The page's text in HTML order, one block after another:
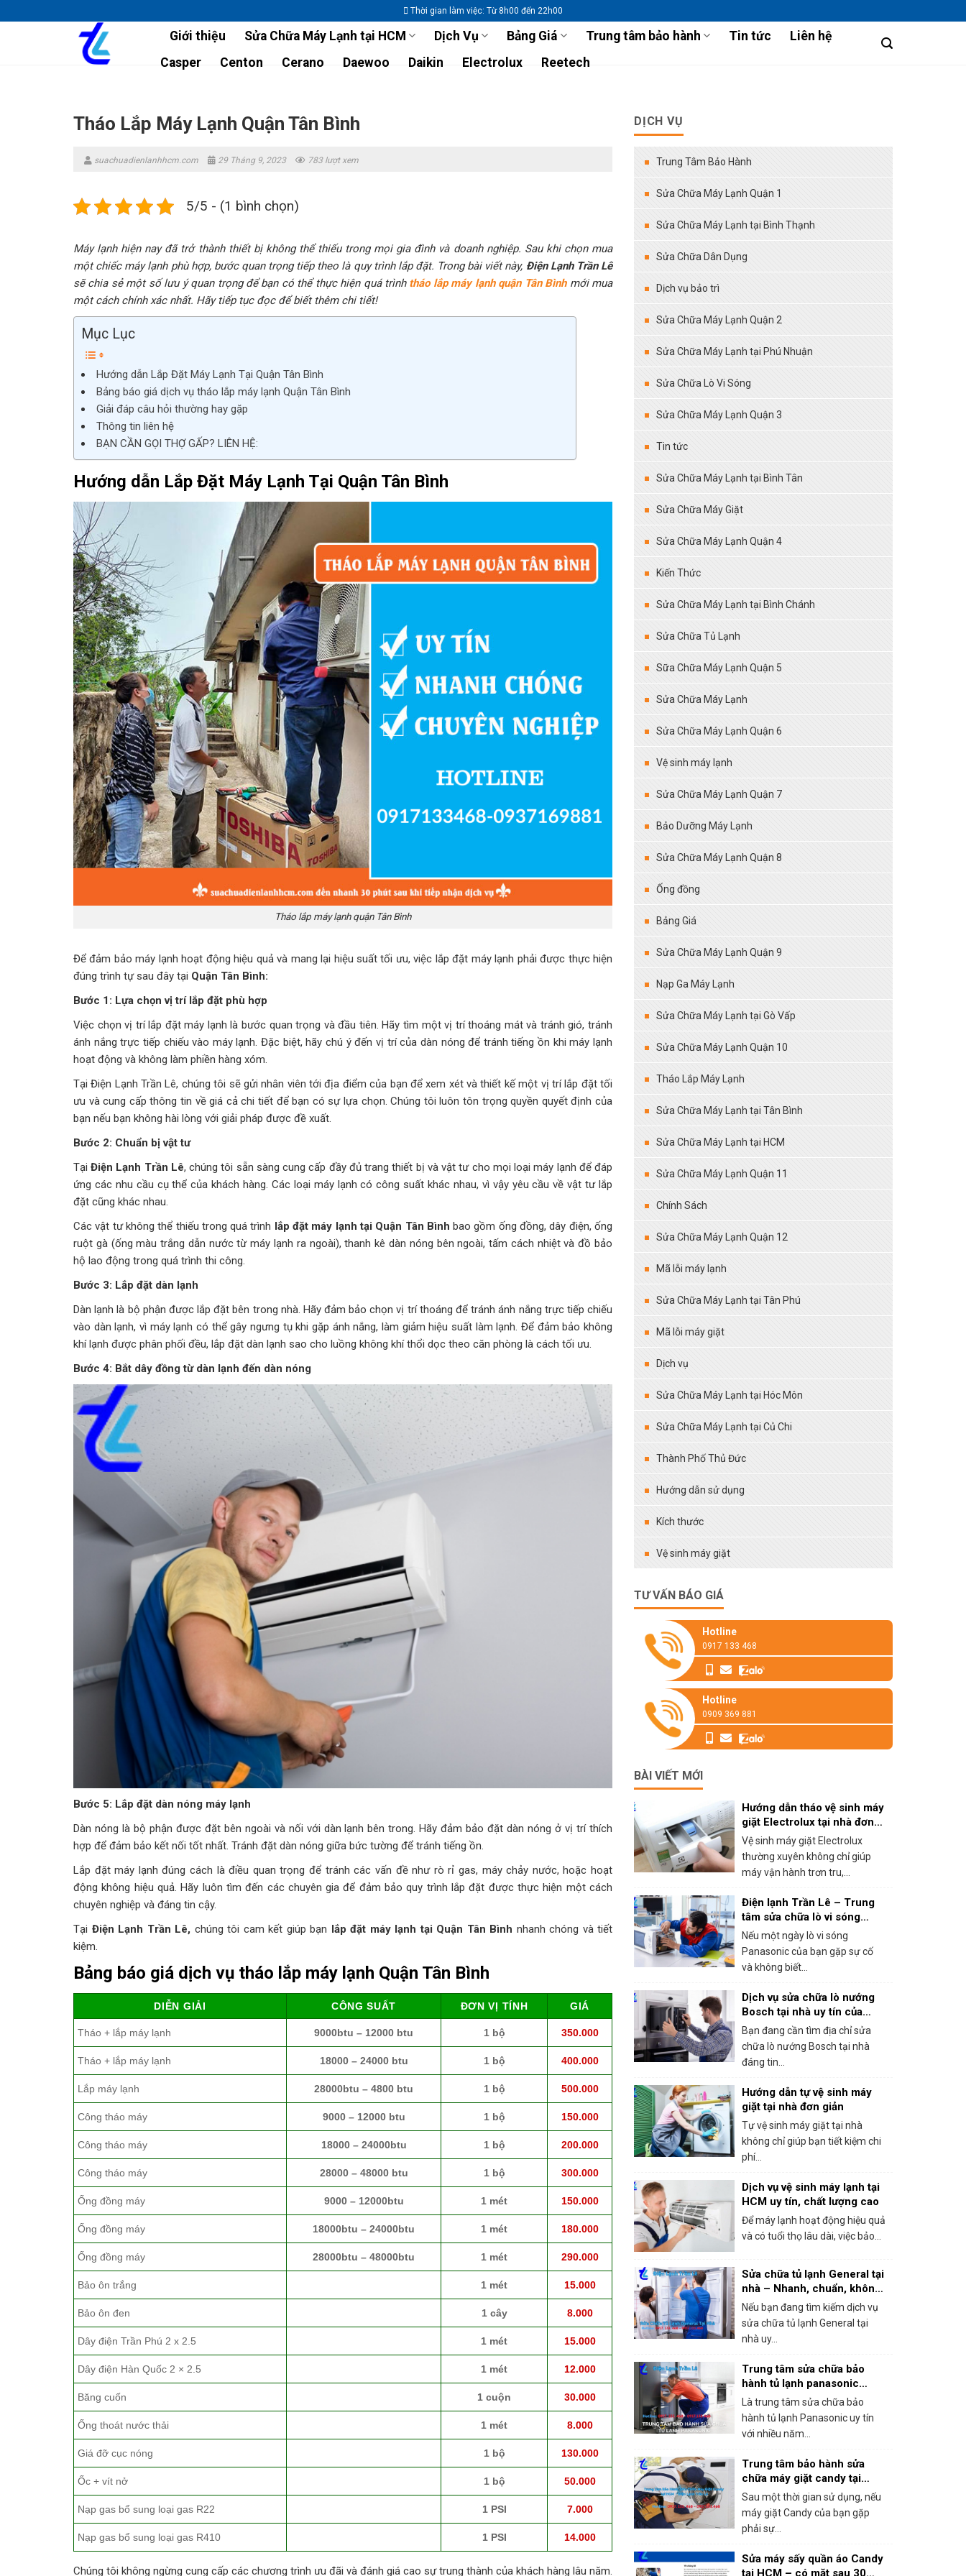
to
Thời gian làm việc: Từ 8h00 đến 22h00
Giới thiệu Sửa Chữa Máy Lạnh tại HCM Dịch Vụ Bảng Giá Trung tâm bảo hành Tin tức
Liên hệ
Casper
Centon Cerano Daewoo Daikin Electrolux Reetech
Tháo Lắp Máy Lạnh Quận Tân Bình
suachuadienlanhhcm.com 29 Tháng 9, 2023 783 lượt xem
5/5 - (1 bình chọn)
Máy lạnh hiện nay đã trở thành thiết bị không thể thiếu trong mọi gia đình và doanh nghiệp. Sau khi chọn mua
một chiếc máy lạnh phù hợp, bước quan trọng tiếp theo là quy trình lắp đặt. Trong bài viết này, Điện Lạnh Trần Lê
sẽ chia sẻ một số lưu ý quan trọng để bạn có thể thực hiện quá trình tháo lắp máy lạnh quận Tân Bìnhmới mua
một cách chính xác nhất. Hãy tiếp tục đọc để biết thêm chi tiết!
Mục Lục
Hướng dẫn Lắp Đặt Máy Lạnh Tại Quận Tân Bình
Bảng báo giá dịch vụ tháo lắp máy lạnh Quận Tân Bình
Giải đáp câu hỏi thường hay gặp
Thông tin liên hệ
BẠN CẦN GỌI THỢ GẤP? LIÊN HỆ:
Hướng dẫn Lắp Đặt Máy Lạnh Tại Quận Tân Bình
Tháo lắp máy lạnh quận Tân Bình
Để đảm bảo máy lạnh hoạt động hiệu quả và mang lại hiệu suất tối ưu, việc lắp đặt máy lạnh phải được thực hiện
đúng trình tự sau đây tại Quận Tân Bình:
Bước 1: Lựa chọn vị trí lắp đặt phù hợp
Việc chọn vị trí lắp đặt máy lạnh là bước quan trọng và đầu tiên. Hãy tìm một vị trí thoáng mát và tránh gió, tránh
ánh nắng trực tiếp chiếu vào máy lạnh. Đặc biệt, hãy chú ý đến vị trí của dàn nóng để tránh tiếng ồn khi máy lạnh
hoạt động và không làm phiền hàng xóm.
Tại Điện Lạnh Trần Lê, chúng tôi sẽ gửi nhân viên tới địa điểm của bạn để xem xét và thiết kế một vị trí lắp đặt tối
ưu và cung cấp thông tin về giá cả chi tiết để bạn có sự lựa chọn. Chúng tôi luôn tôn trọng quyền quyết định của
bạn nếu bạn không hài lòng với giải pháp được đề xuất.
Bước 2: Chuẩn bị vật tư
TạiĐiện Lạnh Trần Lê, chúng tôi sẵn sàng cung cấp đầy đủ trang thiết bị và vật tư cho mọi loại máy lạnh để đáp
ứng các nhu cầu cụ thể của khách hàng. Các loại máy lạnh có công suất khác nhau, vì vậy yêu cầu về vật tư lắp
đặt cũng khác nhau.
Các vật tư không thể thiếu trong quá trình lắp đặt máy lạnh tại Quận Tân Bình bao gồm ống đồng, dây điện, ống
ruột gà (ống màu trắng dẫn nước từ máy lạnh ra ngoài), thanh kê dàn nóng bên ngoài, tấm cách nhiệt và đồ bảo
hộ lao động trong quá trình thi công.
Bước 3: Lắp đặt dàn lạnh
Dàn lạnh là bộ phận được lắp đặt bên trong nhà. Hãy đảm bảo chọn vị trí thoáng để tránh ánh nắng trực tiếp chiếu
vào dàn lạnh, vì máy lạnh có thể gây ngưng tụ khi gặp ánh nắng, làm giảm hiệu suất làm lạnh. Để đảm bảo không
khí lạnh được phân phối đều, lắp đặt dàn lạnh sao cho luồng không khí thổi dọc theo căn phòng là cách tối ưu.
Bước 4: Bắt dây đồng từ dàn lạnh đến dàn nóng
Bước 5: Lắp đặt dàn nóng máy lạnh
Dàn nóng là bộ phận được đặt bên ngoài và nối với dàn lạnh bên trong. Hãy đảm bảo đặt dàn nóng ở vị trí thích
hợp để đảm bảo kết nối tốt nhất. Tránh đặt dàn nóng giữa bức tường để tránh tiếng ồn.
Lắp đặt máy lạnh đúng cách là điều quan trọng để tránh các vấn đề như rò rỉ gas, máy chảy nước, hoặc hoạt
động không hiệu quả. Hãy luôn tìm đến các chuyên gia để đảm bảo quy trình lắp đặt được thực hiện một cách
chuyên nghiệp và đáng tin cậy.
Tại Điện Lạnh Trần Lê, chúng tôi cam kết giúp bạn lắp đặt máy lạnh tại Quận Tân Bình nhanh chóng và tiết
kiệm.
Bảng báo giá dịch vụ tháo lắp máy lạnh Quận Tân Bình
DIỄN GIẢI CÔNG SUẤT ĐƠN VỊ TÍNH GIÁ
Tháo + lắp máy lạnh 9000btu – 12000 btu 1 bộ 350.000
Tháo + lắp máy lạnh 18000 – 24000 btu 1 bộ 400.000
Lắp máy lạnh 28000btu – 4800 btu 1 bộ 500.000
Công tháo máy 9000 – 12000 btu 1 bộ 150.000
Công tháo máy 18000 – 24000btu 1 bộ 200.000
Công tháo máy 28000 – 48000 btu 1 bộ 300.000
Ống đồng máy 9000 – 12000btu 1 mét 150.000
Ống đồng máy 18000btu – 24000btu 1 mét 180.000
Ống đồng máy 28000btu – 48000btu 1 mét 290.000
Bảo ôn trắng 1 mét 15.000
Bảo ôn đen 1 cây 8.000
Dây điện Trần Phú 2 x 2.5 1 mét 15.000
Dây điện Hàn Quốc 2 × 2.5 1 mét 12.000
Băng cuốn 1 cuộn 30.000
Ống thoát nước thải 1 mét 8.000
Giá đỡ cục nóng 1 bộ 130.000
Ốc + vít nở 1 bộ 50.000
Nạp gas bổ sung loại gas R22 1 PSI 7.000
Nạp gas bổ sung loại gas R410 1 PSI 14.000
Chúng tôi không ngừng cung cấp các chương trình ưu đãi và đánh giá cao sự trung thành của khách hàng lâu năm.
DỊCH VỤ
Trung Tâm Bảo Hành
Sửa Chữa Máy Lạnh Quận 1
Sửa Chữa Máy Lạnh tại Bình Thạnh
Sửa Chữa Dân Dụng
Dịch vụ bảo trì
Sửa Chữa Máy Lạnh Quận 2
Sửa Chữa Máy Lạnh tại Phú Nhuận
Sửa Chữa Lò Vi Sóng
Sửa Chữa Máy Lạnh Quận 3
Tin tức
Sửa Chữa Máy Lạnh tại Bình Tân
Sửa Chữa Máy Giặt
Sửa Chữa Máy Lạnh Quận 4
Kiến Thức
Sửa Chữa Máy Lạnh tại Bình Chánh
Sửa Chữa Tủ Lạnh
Sữa Chữa Máy Lạnh Quận 5
Sửa Chữa Máy Lạnh
Sửa Chữa Máy Lạnh Quận 6
Vệ sinh máy lạnh
Sửa Chữa Máy Lạnh Quận 7
Bảo Dưỡng Máy Lạnh
Sửa Chữa Máy Lạnh Quận 8
Ống đồng
Bảng Giá
Sửa Chữa Máy Lạnh Quận 9
Nạp Ga Máy Lạnh
Sửa Chữa Máy Lạnh tại Gò Vấp
Sửa Chữa Máy Lạnh Quận 10
Tháo Lắp Máy Lạnh
Sửa Chữa Máy Lạnh tại Tân Bình
Sửa Chữa Máy Lạnh tại HCM
Sửa Chữa Máy Lạnh Quận 11
Chính Sách
Sửa Chữa Máy Lạnh Quận 12
Mã lỗi máy lạnh
Sửa Chữa Máy Lạnh tại Tân Phú
Mã lỗi máy giặt
Dịch vụ
Sửa Chữa Máy Lạnh tại Hóc Môn
Sửa Chữa Máy Lạnh tại Củ Chi
Thành Phố Thủ Đức
Hướng dẫn sử dụng
Kích thước
Vệ sinh máy giặt
TƯ VẤN BÁO GIÁ
Hotline
0917 133 468
Hotline
0909 369 881
BÀI VIẾT MỚI
Hướng dẫn tháo vệ sinh máy
giặt Electrolux tại nhà đơn
giản
Vệ sinh máy giặt Electrolux
thường xuyên không chỉ giúp
máy vận hành trơn tru,...
Điện lạnh Trần Lê – Trung
tâm sửa chữa lò vi sóng
panasonic tại HCM
Nếu một ngày lò vi sóng
Panasonic của bạn gặp sự cố
và không biết...
Dịch vụ sửa chữa lò nướng
Bosch tại nhà uy tín của
trung tâm bảo hành Bosch
tại HCM
Bạn đang cần tìm địa chỉ sửa
chữa lò nướng Bosch tại nhà
đáng tin...
Hướng dẫn tự vệ sinh máy
giặt tại nhà đơn giản
Tự vệ sinh máy giặt tại nhà
không chỉ giúp bạn tiết kiệm chi
phí...
Dịch vụ vệ sinh máy lạnh tại
HCM uy tín, chất lượng cao
Để máy lạnh hoạt động hiệu quả
và có tuổi thọ lâu dài, việc bảo...
Sửa chữa tủ lạnh General tại
nhà – Nhanh, chuẩn, không
chặt chém!
Nếu bạn đang tìm kiếm dịch vụ
sửa chữa tủ lạnh General tại
nhà uy...
Trung tâm sửa chữa bảo
hành tủ lạnh panasonic
khắc phục mọi sự cố trong 1
lần gọi
Là trung tâm sửa chữa bảo
hành tủ lạnh Panasonic uy tín
với nhiều năm...
Trung tâm bảo hành sửa
chữa máy giặt candy tại
HCM – Giá rẻ, bắt lỗi chính
xác 100%
Sau một thời gian sử dụng, nếu
máy giặt Candy của bạn gặp
phải sự...
Sửa máy sấy quần áo Candy
tại HCM – có mặt sau 30